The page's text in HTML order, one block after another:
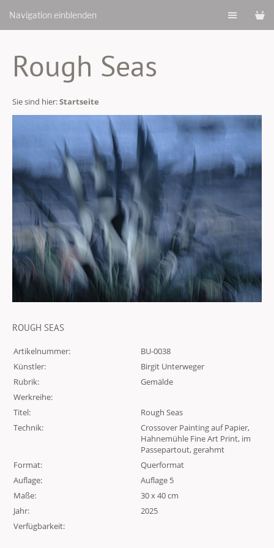
Navigation einblenden
Rough Seas
Sie sind hier:Startseite
ROUGH SEAS
Artikelnummer:
BU-0038
Künstler:
Birgit Unterweger
Rubrik:
Gemälde
Werkreihe:
Titel:
Rough Seas
Technik:
Crossover Painting auf Papier,
Hahnemühle Fine Art Print, im
Passepartout, gerahmt
Format:
Querformat
Auflage:
Auflage 5
Maße:
30 x 40 cm
Jahr:
2025
Verfügbarkeit: